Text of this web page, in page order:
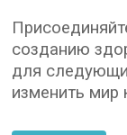
созданию
для
изменить мир